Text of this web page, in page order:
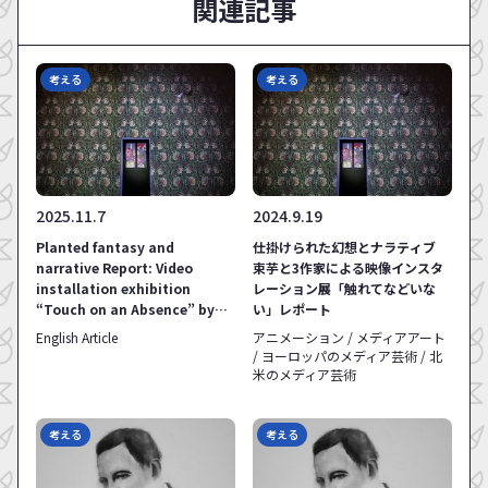
関連記事
考える
2025.11.7
Planted fantasy and
narrative Report: Video
installation exhibition
“Touch on an Absence” by
Tabaimo and three artists
English Article
考える
2024.9.19
仕掛けられた幻想とナラティブ
束芋と3作家による映像インスタ
レーション展「触れてなどいな
い」レポート
アニメーション / メディアアート
/ ヨーロッパのメディア芸術 / 北
米のメディア芸術
考える 考える